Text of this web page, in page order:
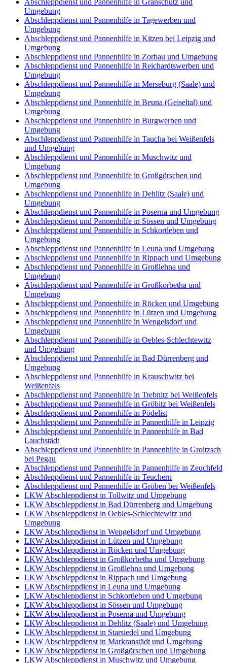
Umgebung
Abschleppdienst und Pannenhilfe in Tagewerben und
Umgebung
Abschleppdienst und Pannenhilfe in Kitzen bei Leipzig und
Umgebung
Abschleppdienst und Pannenhilfe in Zorbau und Umgebung
Abschleppdienst und Pannenhilfe in Reichardtswerben und
Umgebung
Abschleppdienst und Pannenhilfe in Merseburg (Saale) und
Umgebung
Abschleppdienst und Pannenhilfe in Beuna (Geiseltal) und
Umgebung
Abschleppdienst und Pannenhilfe in Burgwerben und
Umgebung
Abschleppdienst und Pannenhilfe in Taucha bei Weißenfels
und Umgebung
Abschleppdienst und Pannenhilfe in Muschwitz und
Umgebung
Abschleppdienst und Pannenhilfe in Großgörschen und
Umgebung
Abschleppdienst und Pannenhilfe in Dehlitz (Saale) und
Umgebung
Abschleppdienst und Pannenhilfe in Poserna und Umgebung
Abschleppdienst und Pannenhilfe in Sössen und Umgebung
Abschleppdienst und Pannenhilfe in Schkortleben und
Umgebung
Abschleppdienst und Pannenhilfe in Leuna und Umgebung
Abschleppdienst und Pannenhilfe in Rippach und Umgebung
Abschleppdienst und Pannenhilfe in Großlehna und
Umgebung
Abschleppdienst und Pannenhilfe in Großkorbetha und
Umgebung
Abschleppdienst und Pannenhilfe in Röcken und Umgebung
Abschleppdienst und Pannenhilfe in Lützen und Umgebung
Abschleppdienst und Pannenhilfe in Wengelsdorf und
Umgebung
Abschleppdienst und Pannenhilfe in Oebles-Schlechtewitz
und Umgebung
Abschleppdienst und Pannenhilfe in Bad Dürrenberg und
Umgebung
Abschleppdienst und Pannenhilfe in Krauschwitz bei
Weißenfels
Abschleppdienst und Pannenhilfe in Trebnitz bei Weißenfels
Abschleppdienst und Pannenhilfe in Gröbitz bei Weißenfels
Abschleppdienst und Pannenhilfe in Pödelist
Abschleppdienst und Pannenhilfe in Pannenhilfe in Leipzig
Abschleppdienst und Pannenhilfe in Pannenhilfe in Bad
Lauchstädt
Abschleppdienst und Pannenhilfe in Pannenhilfe in Groitzsch
bei Pegau
Abschleppdienst und Pannenhilfe in Pannenhilfe in Zeuchfeld
Abschleppdienst und Pannenhilfe in Teuchern
Abschleppdienst und Pannenhilfe in Gröben bei Weißenfels
LKW Abschleppdienst in Tollwitz und Umgebung
LKW Abschleppdienst in Bad Dürrenberg und Umgebung
LKW Abschleppdienst in Oebles-Schlechtewitz und
Umgebung
LKW Abschleppdienst in Wengelsdorf und Umgebung
LKW Abschleppdienst in Lützen und Umgebung
LKW Abschleppdienst in Röcken und Umgebung
LKW Abschleppdienst in Großkorbetha und Umgebung
LKW Abschleppdienst in Großlehna und Umgebung
LKW Abschleppdienst in Rippach und Umgebung
LKW Abschleppdienst in Leuna und Umgebung
LKW Abschleppdienst in Schkortleben und Umgebung
LKW Abschleppdienst in Sössen und Umgebung
LKW Abschleppdienst in Poserna und Umgebung
LKW Abschleppdienst in Dehlitz (Saale) und Umgebung
LKW Abschleppdienst in Starsiedel und Umgebung
LKW Abschleppdienst in Markranstädt und Umgebung
LKW Abschleppdienst in Großgörschen und Umgebung
LKW Abschleppdienst in Muschwitz und Umgebung